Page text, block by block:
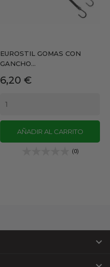
EUROSTIL GOMAS CON
GANCHO...
Precio
6,20 €
AÑADIR AL CARRITO
(0)
